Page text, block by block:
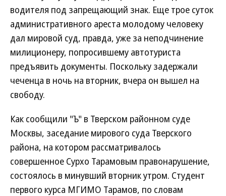
водителя под запрещающий знак. Еще трое суток
административного ареста молодому человеку
дал мировой суд, правда, уже за неподчинение
милиционеру, попросившему автотуриста
предъявить документы. Поскольку задержали
чеченца в ночь на вторник, вчера он вышел на
свободу.
Как сообщили "Ъ" в Тверском районном суде
Москвы, заседание мирового суда Тверского
района, на котором рассматривалось
совершенное Сурхо Тарамовым правонарушение,
состоялось в минувший вторник утром. Студент
первого курса МГИМО Тарамов, по словам